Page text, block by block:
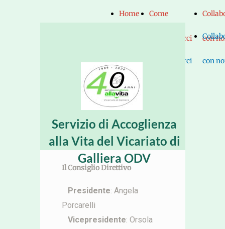
Home Come
raggiungerci con
Page raggiungerci con
Servizio di Accoglienza
alla Vita del Vicariato di
Galliera ODV
Il Consiglio Direttivo
Presidente: Angela
Porcarelli
Vicepresidente: Orsola